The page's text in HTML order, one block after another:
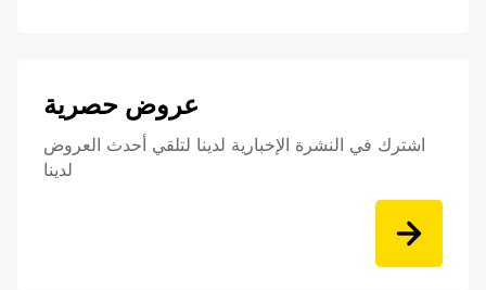
عروض حصرية
اشترك في النشرة الإخبارية لدينا لتلقي أحدث العروض
لدينا